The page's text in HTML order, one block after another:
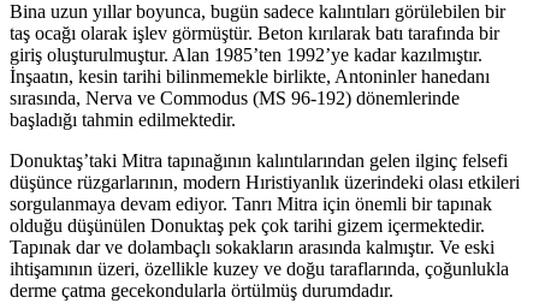
Bina uzun yıllar boyunca, bugün sadece kalıntıları görülebilen bir
taş ocağı olarak işlev görmüştür. Beton kırılarak batı tarafında bir
giriş oluşturulmuştur. Alan 1985’ten 1992’ye kadar kazılmıştır.
İnşaatın, kesin tarihi bilinmemekle birlikte, Antoninler hanedanı
sırasında, Nerva ve Commodus (MS 96-192) dönemlerinde
başladığı tahmin edilmektedir.
Donuktaş’taki Mitra tapınağının kalıntılarından gelen ilginç felsefi
düşünce rüzgarlarının, modern Hıristiyanlık üzerindeki olası etkileri
sorgulanmaya devam ediyor. Tanrı Mitra için önemli bir tapınak
olduğu düşünülen Donuktaş pek çok tarihi gizem içermektedir.
Tapınak dar ve dolambaçlı sokakların arasında kalmıştır. Ve eski
ihtişamının üzeri, özellikle kuzey ve doğu taraflarında, çoğunlukla
derme çatma gecekondularla örtülmüş durumdadır.